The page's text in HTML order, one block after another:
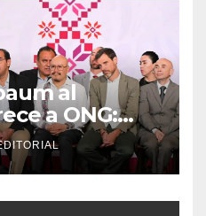
al
a ONG:
usarlo con